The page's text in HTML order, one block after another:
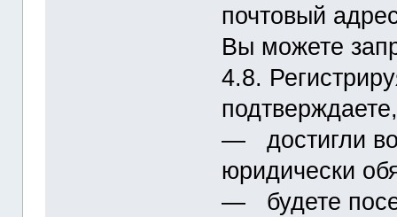
почтовый
Вы можете
4.8.
― достигли
юридически
― будете